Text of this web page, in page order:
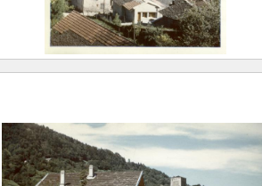
Vue d’Allevard depuis
et le Gleyzin
FEUGIER, Albert Marius
(Saint-Marcellin, 1893 –